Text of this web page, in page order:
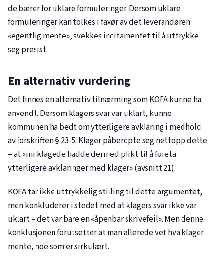
de bærer for uklare formuleringer. Dersom uklare
formuleringer kan tolkes i favør av det leverandøren
«egentlig mente», svekkes incitamentet til å uttrykke
seg presist.
En alternativ vurdering
Det finnes en alternativ tilnærming som KOFA kunne ha
anvendt. Dersom klagers svar var uklart, kunne
kommunen ha bedt om ytterligere avklaring i medhold
av forskriften § 23-5. Klager påberopte seg nettopp dette
– at «innklagede hadde dermed plikt til å foreta
ytterligere avklaringer med klager» (avsnitt 21).
KOFA tar ikke uttrykkelig stilling til dette argumentet,
men konkluderer i stedet med at klagers svar ikke var
uklart – det var bare en «åpenbar skrivefeil». Men denne
konklusjonen forutsetter at man allerede vet hva klager
mente, noe som er sirkulært.